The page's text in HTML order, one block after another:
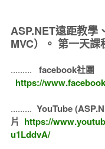
ASP.NET遠距教學
MVC）。 第一天課
.........
facebook社團
https://
......... YouTube
片 https://
u1LddvA/